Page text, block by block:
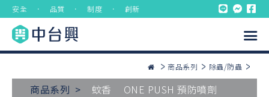
安全 ． 品質 ． 制度 ． 創新
商品系列 除蟲/防蟲
商品系列 > 蚊香
ONE PUSH 預防噴劑